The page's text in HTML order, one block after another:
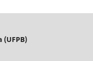
(UFPB)